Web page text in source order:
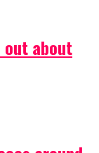
out about